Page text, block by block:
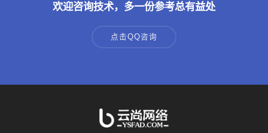
欢迎咨询技术，多一份参考总有益处
点击QQ咨询